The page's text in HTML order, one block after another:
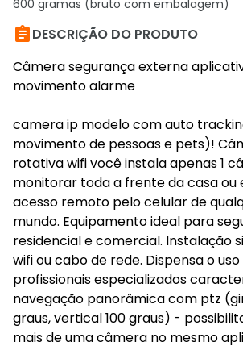
600 gramas (bruto com embalagem)
DESCRIÇÃO DO PRODUTO
Câmera segurança externa
movimento alarme
camera ip modelo com auto
movimento de pessoas e pets)!
rotativa wifi você instala apenas 1
monitorar toda a frente da casa ou
acesso remoto pelo celular de
mundo. Equipamento ideal para
residencial e comercial. Instalação
wifi ou cabo de rede. Dispensa o
profissionais especializados
navegação panorâmica com ptz
graus, vertical 100 graus) -
mais de uma câmera no mesmo